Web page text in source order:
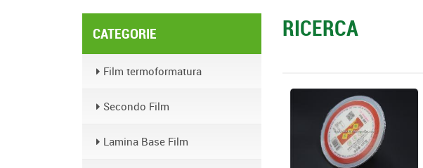
CATEGORIE
Film termoformatura
Secondo Film
Lamina Base Film
RICERCA